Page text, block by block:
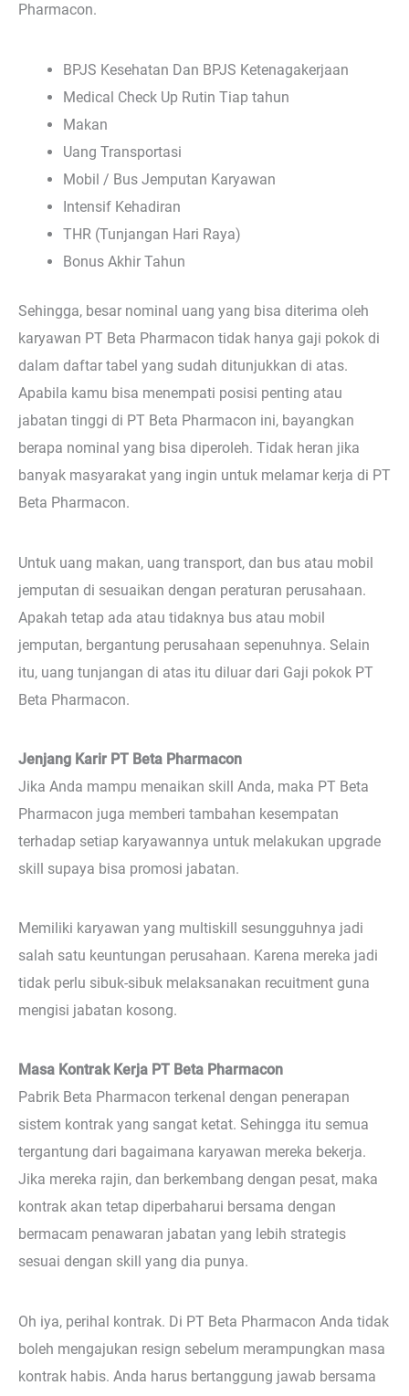
Pharmacon.
BPJS Kesehatan Dan BPJS Ketenagakerjaan
Medical Check Up Rutin Tiap tahun
Makan
Uang Transportasi
Mobil / Bus Jemputan Karyawan
Intensif Kehadiran
THR (Tunjangan Hari Raya)
Bonus Akhir Tahun
Sehingga, besar nominal uang yang bisa diterima oleh
karyawan PT Beta Pharmacon tidak hanya gaji pokok di
dalam daftar tabel yang sudah ditunjukkan di atas.
Apabila kamu bisa menempati posisi penting atau
jabatan tinggi di PT Beta Pharmacon ini, bayangkan
berapa nominal yang bisa diperoleh. Tidak heran jika
banyak masyarakat yang ingin untuk melamar kerja di PT
Beta Pharmacon.
Untuk uang makan, uang transport, dan bus atau mobil
jemputan di sesuaikan dengan peraturan perusahaan.
Apakah tetap ada atau tidaknya bus atau mobil
jemputan, bergantung perusahaan sepenuhnya. Selain
itu, uang tunjangan di atas itu diluar dari Gaji pokok PT
Beta Pharmacon.
Jenjang Karir PT Beta Pharmacon
Jika Anda mampu menaikan skill Anda, maka PT Beta
Pharmacon juga memberi tambahan kesempatan
terhadap setiap karyawannya untuk melakukan upgrade
skill supaya bisa promosi jabatan.
Memiliki karyawan yang multiskill sesungguhnya jadi
salah satu keuntungan perusahaan. Karena mereka jadi
tidak perlu sibuk-sibuk melaksanakan recuitment guna
mengisi jabatan kosong.
Masa Kontrak Kerja PT Beta Pharmacon
Pabrik Beta Pharmacon terkenal dengan penerapan
sistem kontrak yang sangat ketat. Sehingga itu semua
tergantung dari bagaimana karyawan mereka bekerja.
Jika mereka rajin, dan berkembang dengan pesat, maka
kontrak akan tetap diperbaharui bersama dengan
bermacam penawaran jabatan yang lebih strategis
sesuai dengan skill yang dia punya.
Oh iya, perihal kontrak. Di PT Beta Pharmacon Anda tidak
boleh mengajukan resign sebelum merampungkan masa
kontrak habis. Anda harus bertanggung jawab bersama